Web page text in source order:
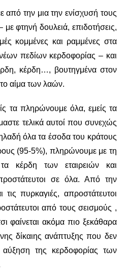
από την μια την ενίσχυσή τους
φτηνή δουλειά, επιδοτήσεις,
κομμένες και ραμμένες στα
πεδίων κερδοφορίας – και
κέρδη…, βουτηγμένα στον
αίμα των λαών.
τα πληρώνουμε όλα, εμείς τα
τελικά αυτοί που συνεχώς
όλα τα έσοδα του κράτους
(95-5%), πληρώνουμε με τη
κέρδη των εταιρειών και
σε όλα. Από την
τις πυρκαγιές, απροστάτευτοι
από τους σεισμούς ,
φαίνεται ακόμα πιο ξεκάθαρα
δίκαιης ανάπτυξης που δεν
της κερδοφορίας των